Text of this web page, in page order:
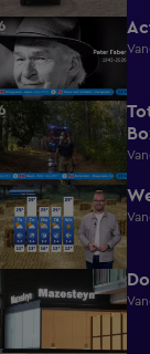
0:59
0:36
2:26